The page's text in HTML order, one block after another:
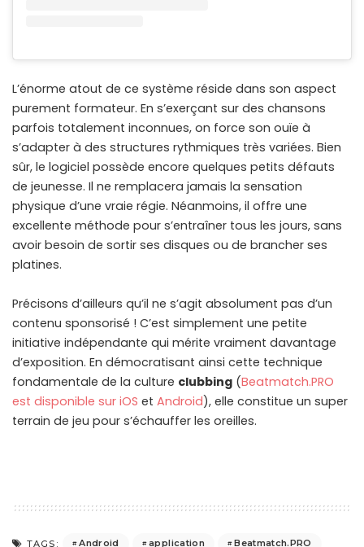
L’énorme atout de ce système réside dans son aspect
purement formateur. En s’exerçant sur des chansons
parfois totalement inconnues, on force son ouïe à
s’adapter à des structures rythmiques très variées. Bien
sûr, le logiciel possède encore quelques petits défauts
de jeunesse. Il ne remplacera jamais la sensation
physique d’une vraie régie. Néanmoins, il offre une
excellente méthode pour s’entraîner tous les jours, sans
avoir besoin de sortir ses disques ou de brancher ses
platines.
Précisons d’ailleurs qu’il ne s’agit absolument pas d’un
contenu sponsorisé ! C’est simplement une petite
initiative indépendante qui mérite vraiment davantage
d’exposition. En démocratisant ainsi cette technique
fondamentale de la culture clubbing (Beatmatch.PRO
est disponible sur iOS et Android), elle constitue un super
terrain de jeu pour s’échauffer les oreilles.
TAGS: Android application
Beatmatch.PRO